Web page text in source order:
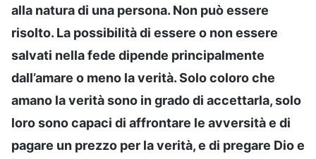
alla natura di una persona. Non può essere
risolto. La possibilità di essere o non essere
salvati nella fede dipende principalmente
dall’amare o meno la verità. Solo coloro che
amano la verità sono in grado di accettarla, solo
loro sono capaci di affrontare le avversità e di
pagare un prezzo per la verità, e di pregare Dio e